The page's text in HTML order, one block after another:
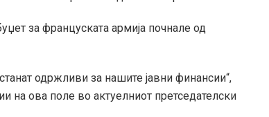
за француската армија почнале од
одржливи за нашите јавни финансии“,
на ова поле во актуелниот претседателски